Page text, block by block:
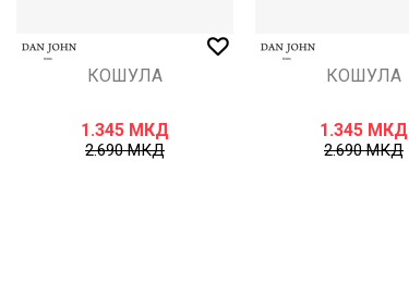
КОШУЛА
1.345 МКД
2.690МКД
КОШУЛА
1.345 МКД
2.690МКД